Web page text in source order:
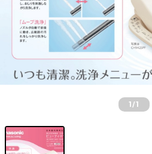
1/1